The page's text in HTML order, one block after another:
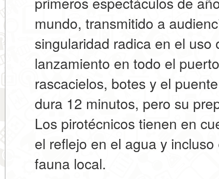
mundo, transmitido a
singularidad radica en el
lanzamiento en todo el
rascacielos, botes y el
dura 12 minutos, pero su
Los pirotécnicos tienen en
el reflejo en el agua y
fauna local.